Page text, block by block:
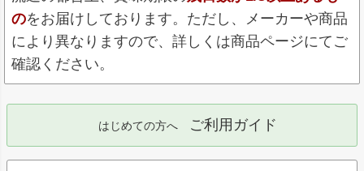
のをお届けしております。ただし、メーカーや商品
により異なりますので、詳しくは商品ページにてご
確認ください。
はじめての方へ ご利用ガイド